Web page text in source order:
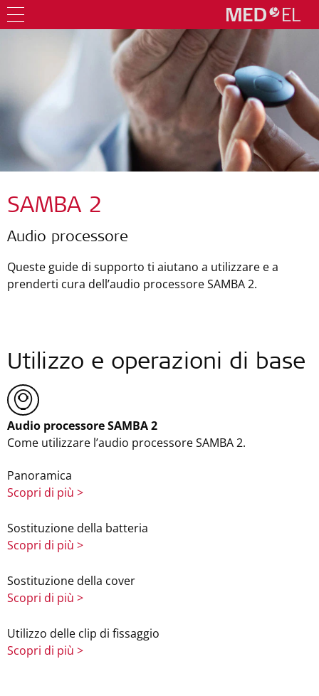
SAMBA 2
Audio processore
Queste guide di supporto ti aiutano a utilizzare e a
prenderti cura dell’audio processore SAMBA 2.
Utilizzo e operazioni di base
Audio processore SAMBA 2
Come utilizzare l’audio processore SAMBA 2.
Panoramica
Scopri di più >
Sostituzione della batteria
Scopri di più >
Sostituzione della cover
Scopri di più >
Utilizzo delle clip di fissaggio
Scopri di più >